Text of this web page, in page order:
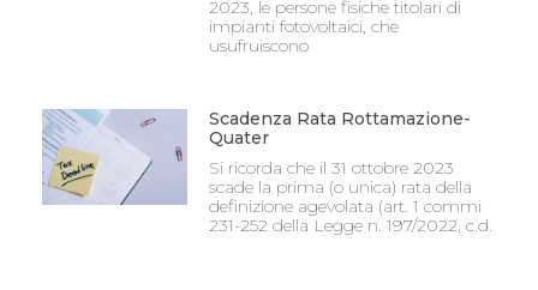
2023, le persone fisiche titolari di
impianti fotovoltaici, che
usufruiscono
Scadenza Rata Rottamazione-
Quater
Si ricorda che il 31 ottobre 2023
scade la prima (o unica) rata della
definizione agevolata (art. 1 commi
231-252 della Legge n. 197/2022, c.d.